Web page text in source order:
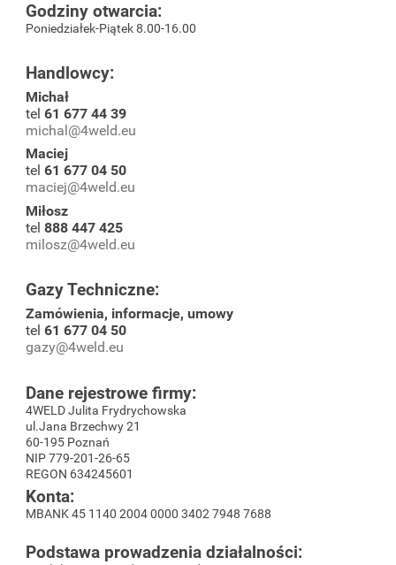
Godziny otwarcia:
Poniedziałek-Piątek 8.00-16.00
Handlowcy:
Michał
tel 61 677 44 39
michal@4weld.eu
Maciej
tel 61 677 04 50
maciej@4weld.eu
Miłosz
tel 888 447 425
milosz@4weld.eu
Gazy Techniczne:
Zamówienia, informacje, umowy
tel 61 677 04 50
gazy@4weld.eu
Dane rejestrowe firmy:
4WELD Julita Frydrychowska
ul.Jana Brzechwy 21
60-195 Poznań
NIP 779-201-26-65
REGON 634245601
Konta:
MBANK 45 1140 2004 0000 3402 7948 7688
Podstawa prowadzenia działalności: